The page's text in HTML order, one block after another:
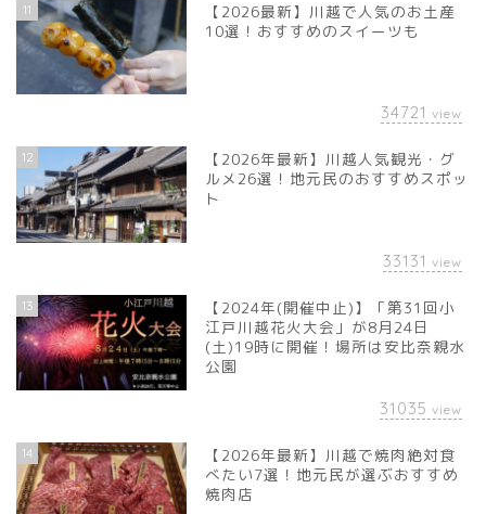
11
【2026最新】川越で人気のお土産
10選！おすすめのスイーツも
34721 view
12
【2026年最新】川越人気観光・グ
ルメ26選！地元民のおすすめスポッ
ト
33131 view
13
【2024年(開催中止)】「第31回小
江戸川越花火大会」が8月24日
(土)19時に開催！場所は安比奈親水
公園
31035 view
14
【2026年最新】川越で焼肉絶対食
べたい7選！地元民が選ぶおすすめ
焼肉店